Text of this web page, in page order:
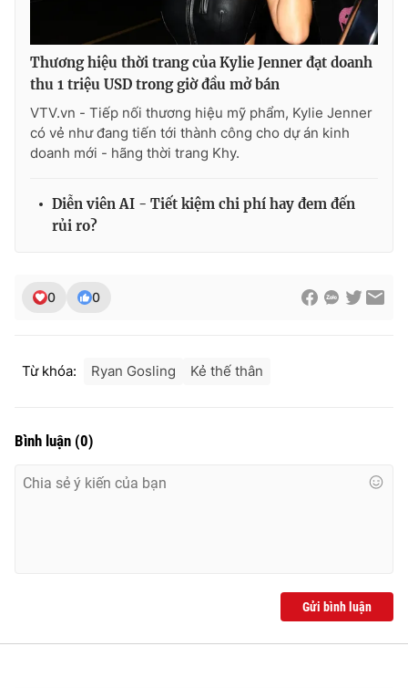
Thương hiệu thời trang của Kylie Jenner đạt doanh
thu 1 triệu USD trong giờ đầu mở bán
VTV.vn - Tiếp nối thương hiệu mỹ phẩm, Kylie Jenner
có vẻ như đang tiến tới thành công cho dự án kinh
doanh mới - hãng thời trang Khy.
Diễn viên AI - Tiết kiệm chi phí hay đem đến
rủi ro?
0 0
Từ khóa: Ryan Gosling Kẻ thế thân
Bình luận (0)
Gửi bình luận